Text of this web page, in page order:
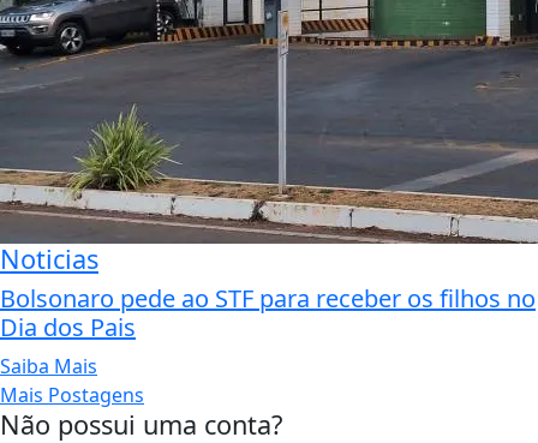
Noticias
Bolsonaro pede ao STF para receber os filhos no
Dia dos Pais
Saiba Mais
Mais Postagens
Não possui uma conta?